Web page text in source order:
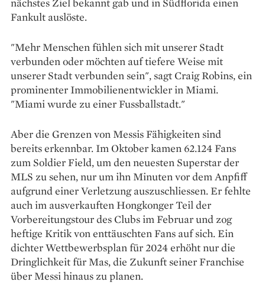
Fankult auslöste.
"Mehr Menschen fühlen sich mit unserer Stadt
verbunden oder möchten auf tiefere Weise mit
unserer Stadt verbunden sein", sagt Craig Robins, ein
prominenter Immobilienentwickler in Miami.
"Miami wurde zu einer Fussballstadt."
Aber die Grenzen von Messis Fähigkeiten sind
bereits erkennbar. Im Oktober kamen 62.124 Fans
zum Soldier Field, um den neuesten Superstar der
MLS zu sehen, nur um ihn Minuten vor dem Anpfiff
aufgrund einer Verletzung auszuschliessen. Er fehlte
auch im ausverkauften Hongkonger Teil der
Vorbereitungstour des Clubs im Februar und zog
heftige Kritik von enttäuschten Fans auf sich. Ein
dichter Wettbewerbsplan für 2024 erhöht nur die
Dringlichkeit für Mas, die Zukunft seiner Franchise
über Messi hinaus zu planen.